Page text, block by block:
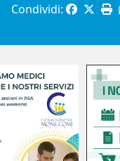
Condividi: